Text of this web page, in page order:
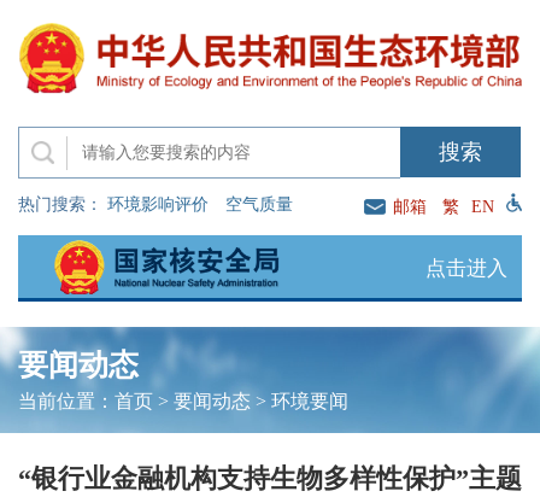
热门搜索： 环境影响评价 空气质量 邮箱 繁 EN
点击进入
要闻动态
当前位置： 首页> 要闻动态 > 环境要闻
“银行业金融机构支持生物多样性保护”主题